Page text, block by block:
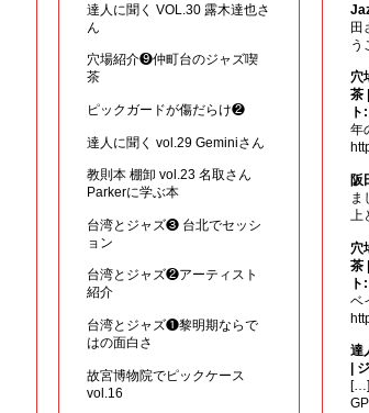
達人に聞く VOL.30 露木達也さ
ん
穴場紹介❾仲町台のジャズ喫
茶
ピックガードが傷だらけ❷
達人に聞く vol.29 Geminiさん
教則本 棚卸 vol.23 名取さん
Parkerに学ぶ本
台湾とジャズ❸ 台北でセッシ
ョン
台湾とジャズ❷アーティスト
紹介
台湾とジャズ❶黎明期ならで
はの面白さ
故宮博物院でピックケース
vol.16
田
う
穴
茶
ト:
年
阪
ま
上
穴
茶
ト:
ベ
達
|
[…]